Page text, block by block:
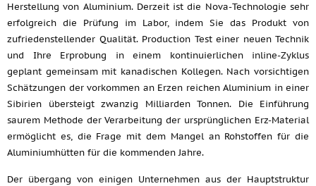
Herstellung von Aluminium. Derzeit ist die Nova-Technologie sehr
erfolgreich die Prüfung im Labor, indem Sie das Produkt von
zufriedenstellender Qualität. Production Test einer neuen Technik
und Ihre Erprobung in einem kontinuierlichen inline-Zyklus
geplant gemeinsam mit kanadischen Kollegen. Nach vorsichtigen
Schätzungen der vorkommen an Erzen reichen Aluminium in einer
Sibirien übersteigt zwanzig Milliarden Tonnen. Die Einführung
saurem Methode der Verarbeitung der ursprünglichen Erz-Material
ermöglicht es, die Frage mit dem Mangel an Rohstoffen für die
Aluminiumhütten für die kommenden Jahre.
Der übergang von einigen Unternehmen aus der Hauptstruktur